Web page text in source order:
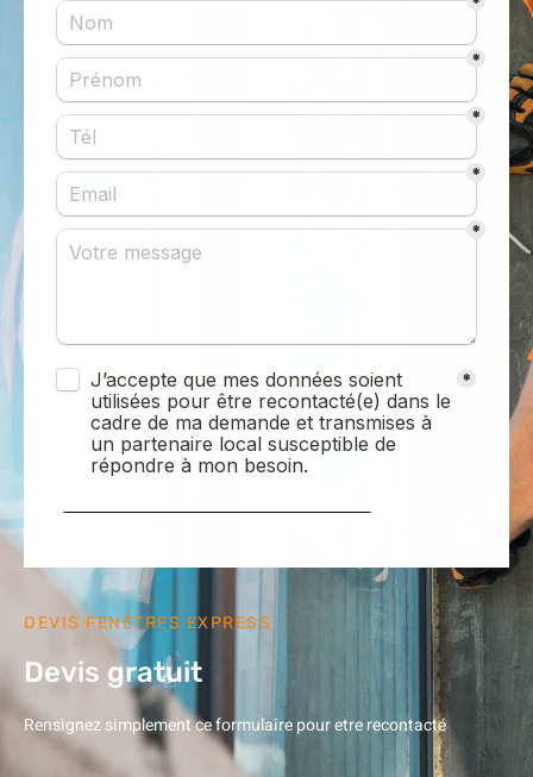
DEVIS FENÊTRES EXPRESS
Devis gratuit
Rensignez simplement ce formulaire pour etre recontacté